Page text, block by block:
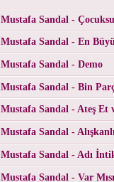
Mustafa Sandal -
Mustafa Sandal - En
Mustafa Sandal - Demo
Mustafa Sandal - Bin
Mustafa Sandal - Ateş Et
Mustafa Sandal -
Mustafa Sandal - Adı
Mustafa Sandal - Var